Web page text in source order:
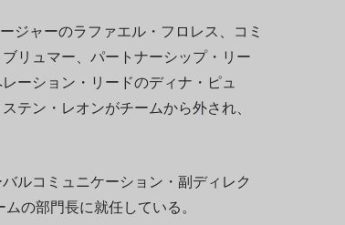
ジャーのラファエル・フロレス、コミ
リュマー、パートナーシップ・リー
ーション・リードのディナ・ピュ
テン・レオンがチームから外され、
ルコミュニケーション・副ディレク
の部門長に就任している。